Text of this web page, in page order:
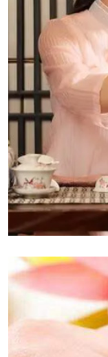
南昌桑拿养生是
念的休闲方式
体排毒、放松肌
康状况。桑拿
合了多种养生保